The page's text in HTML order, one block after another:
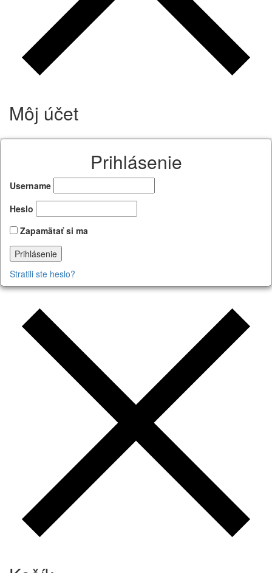
Môj účet
Prihlásenie
Username
Heslo
Zapamätať si ma
Prihlásenie
Stratili ste heslo?